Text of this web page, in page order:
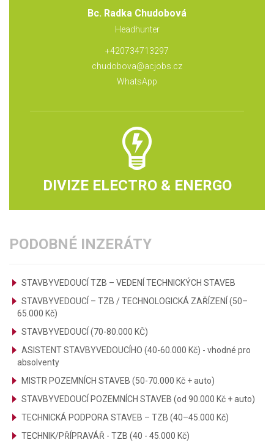
Bc. Radka Chudobová
Headhunter
+420734713297
chudobova@acjobs.cz
WhatsApp
DIVIZE ELECTRO & ENERGO
PODOBNÉ INZERÁTY
STAVBYVEDOUCÍ TZB – VEDENÍ TECHNICKÝCH STAVEB
STAVBYVEDOUCÍ – TZB / TECHNOLOGICKÁ ZAŘÍZENÍ (50–
65.000 Kč)
STAVBYVEDOUCÍ (70-80.000 KČ)
ASISTENT STAVBYVEDOUCÍHO (40-60.000 Kč) - vhodné pro
absolventy
MISTR POZEMNÍCH STAVEB (50-70.000 Kč + auto)
STAVBYVEDOUCÍ POZEMNÍCH STAVEB (od 90.000 Kč + auto)
TECHNICKÁ PODPORA STAVEB – TZB (40–45.000 Kč)
TECHNIK/PŘÍPRAVÁŘ - TZB (40 - 45.000 Kč)